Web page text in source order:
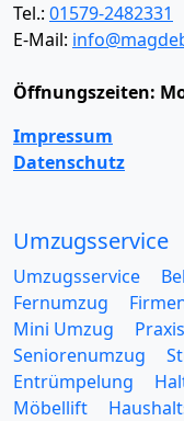
Tel.: 01579-2482331
E-Mail:
Öffnungszeiten:
Impressum
Datenschutz
Umzugsservice
Umzugsservice
Fernumzug
Mini Umzug
Seniorenumzug
Entrümpelung
Möbellift